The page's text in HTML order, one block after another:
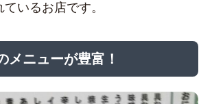
いるお店です。
メニューが豊富！